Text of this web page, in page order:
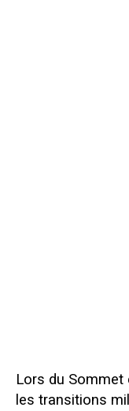
Lors du Sommet
les transitions